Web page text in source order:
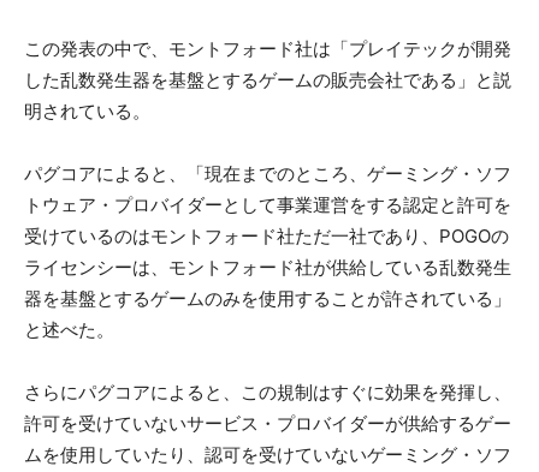
この発表の中で、モントフォード社は「プレイテックが開発
した乱数発生器を基盤とするゲームの販売会社である」と説
明されている。
パグコアによると、「現在までのところ、ゲーミング・ソフ
トウェア・プロバイダーとして事業運営をする認定と許可を
受けているのはモントフォード社ただ一社であり、POGOの
ライセンシーは、モントフォード社が供給している乱数発生
器を基盤とするゲームのみを使用することが許されている」
と述べた。
さらにパグコアによると、この規制はすぐに効果を発揮し、
許可を受けていないサービス・プロバイダーが供給するゲー
ムを使用していたり、認可を受けていないゲーミング・ソフ